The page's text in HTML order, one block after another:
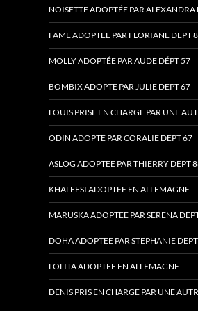
NOISETTE ADOPTÉE PAR ALEXANDRA
FAME ADOPTEE PAR FLORIANE DEPT
MOLLY ADOPTÉE PAR AUDE DÉPT 57
BOMBIX ADOPTE PAR JULIE DEPT 67
LOUIS PRISE EN CHARGE PAR UNE
ODIN ADOPTE PAR CORALIE DEPT 67
ASLOG ADOPTEE PAR THIERRY DEPT
KHALEESI ADOPTEE EN ALLEMAGNE
MARUSKA ADOPTEE PAR SERENA
DOHA ADOPTEE PAR STEPHANIE
LOLITA ADOPTEE EN ALLEMAGNE
DENIS PRIS EN CHARGE PAR UNE